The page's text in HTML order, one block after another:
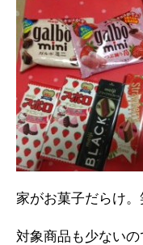
家がお菓子だらけ。
対象商品も少ないの